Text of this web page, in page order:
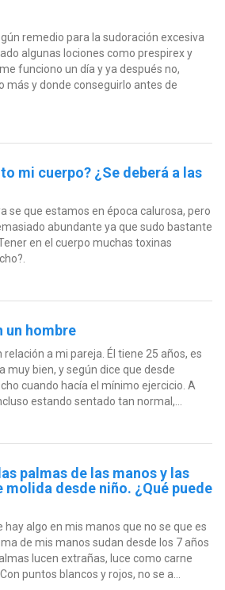
remedio para la sudoración excesiva
algunas lociones como prespirex y
funciono un día y ya después no,
más y donde conseguirlo antes de
mi cuerpo? ¿Se deberá a las
se que estamos en época calurosa, pero
abundante ya que sudo bastante
en el cuerpo muchas toxinas
un hombre
a mi pareja. Él tiene 25 años, es
muy bien, y según dice que desde
cuando hacía el mínimo ejercicio. A
estando sentado tan normal,...
palmas de las manos y las
desde niño. ¿Qué puede
hay algo en mis manos que no se que es
de mis manos sudan desde los 7 años
lucen extrañas, luce como carne
puntos blancos y rojos, no se a...